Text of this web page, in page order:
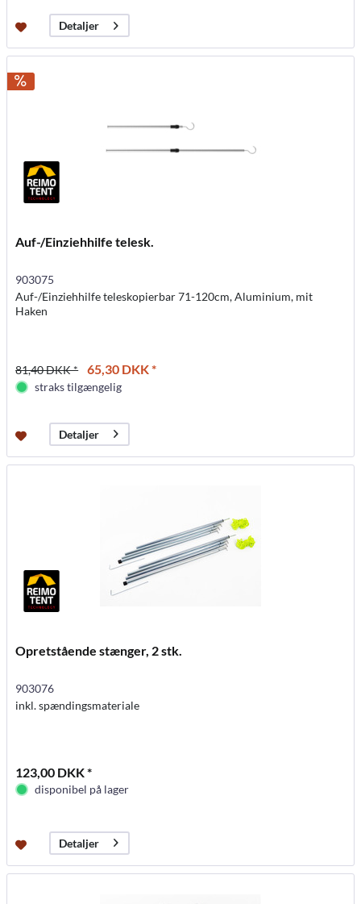
Detaljer
Auf-/Einziehhilfe telesk.
903075
Auf-/Einziehhilfe teleskopierbar 71-120cm, Aluminium, mit
Haken
81,40 DKK * 65,30 DKK *
straks tilgængelig
Detaljer
Opretstående stænger, 2 stk.
903076
inkl. spændingsmateriale
123,00 DKK *
disponibel på lager
Detaljer